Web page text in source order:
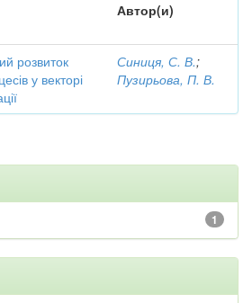
Автор(и)
розвиток
у векторі
Синиця, С. В.;
Пузирьова, П. В.
1